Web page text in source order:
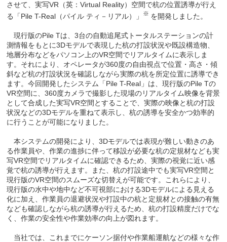
させて、実写VR（英：Virtual Reality）空間で杭の位置誘導が行え
る「Pile T-Real（パイル ティ－リアル）」
※ を開発しました。
現行版のPile Tは、3台の自動追尾式トータルステーションの計
測情報をもとに3Dモデルで表現した杭の打設状況や既設構造物、
地層分布などをパソコン上のVR空間でリアルタイムに表示しま
す。それにより、オペレータが360度の自由視点で位置・高さ・傾
斜など杭の打設状況を確認しながら実際の杭を所定位置に誘導でき
ます。今回開発したシステム「Pile T-Real」は、現行版のPile Tの
VR空間に、360度カメラで撮影した現場のリアルタイム映像を背景
として合成した実写VR空間とすることで、実際の映像と杭の打設
状況などの3Dモデルを重ねて表示し、杭の誘導を安全かつ効率的
に行うことが可能になりました。
本システムの開発により、3Dモデルでは表現が難しい動きのあ
る作業員や、作業の進捗に伴って移設が必要な杭の定規材なども実
写VR空間でリアルタイムに確認できるため、実際の視覚に近い感
覚で杭の誘導が行えます。また、杭の打設途中でも実写VR空間と
現行版のVR空間のスムーズな切替えが可能です。これらにより、
現行版の水中や地中など不可視部における3Dモデルによる見える
化に加え、作業員の退避状況や打設中の杭と定規材との接触の有無
なども確認しながら杭の誘導が行えるため、杭の打設精度だけでな
く、作業の安全性や作業効率の向上が図れます。
当社では、これまでにケーソン据付や作業船運航などの様々な作